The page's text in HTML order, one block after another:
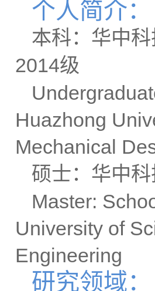
个人简介：
本科：华中
2014级
Huazhong
Mechanical
硕士：华中
Master:
University of
Engineering
研究领域：